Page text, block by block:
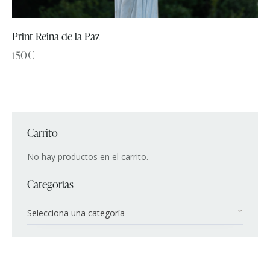
Print Reina de la Paz
150€
Carrito
No hay productos en el carrito.
Categorias
Selecciona una categoría